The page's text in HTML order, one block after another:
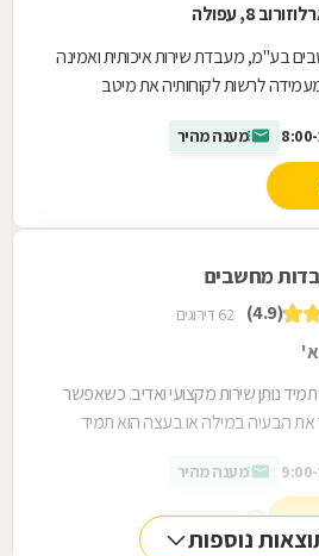
8, עפולה
בע"מ, מעבדת שירות איכותית ואמינה
לרשות לקוחותיה את מיטב
מענה מהיר
מחשבים
(4.9) 62 דירוגים
א'
נותן שירות מקצועי ואדיב. כשאפשר
את הבעיה במילה או בעצה הוא תמיד
מענה מהיר
מספר מקשר
נוספות